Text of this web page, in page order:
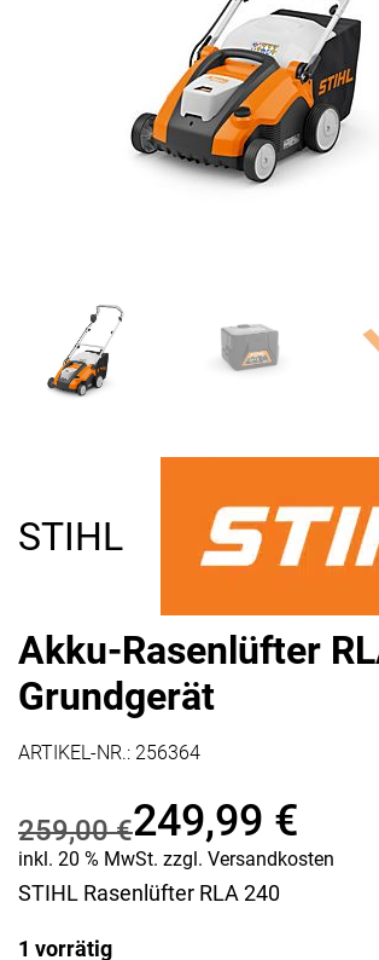
STIHL
Akku-Rasenlüfter
Grundgerät
ARTIKEL-NR.: 256364
259,00€
Ursprünglicher
249,99 €
Aktueller
inkl. 20 % MwSt. zzgl. Versandkosten
STIHL Rasenlüfter RLA 240
1 vorrätig